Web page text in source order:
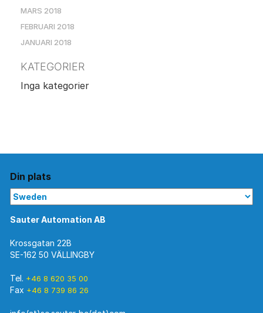
MARS 2018
FEBRUARI 2018
JANUARI 2018
KATEGORIER
Inga kategorier
Din plats
Sauter Automation AB
Krossgatan 22B
SE-162 50 VÄLLINGBY
Tel. +46 8 620 35 00
Fax +46 8 739 86 26